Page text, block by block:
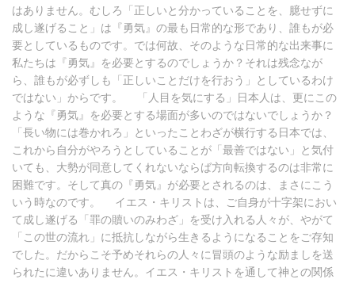
はありません。むしろ「正しいと分かっていることを、臆せずに
成し遂げること」は『勇気』の最も日常的な形であり、誰もが必
要としているものです。では何故、そのような日常的な出来事に
私たちは『勇気』を必要とするのでしょうか？それは残念なが
ら、誰もが必ずしも「正しいことだけを行おう」としているわけ
ではない」からです。 「人目を気にする」日本人は、更にこの
ような『勇気』を必要とする場面が多いのではないでしょうか？
「長い物には巻かれろ」といったことわざが横行する日本では、
これから自分がやろうとしていることが「最善ではない」と気付
いても、大勢が同意してくれないならば方向転換するのは非常に
困難です。そして真の『勇気』が必要とされるのは、まさにこう
いう時なのです。 イエス・キリストは、ご自身が十字架におい
て成し遂げる「罪の贖いのみわざ」を受け入れる人々が、やがて
「この世の流れ」に抵抗しながら生きるようになることをご存知
でした。だからこそ予めそれらの人々に冒頭のような励ましを送
られたに違いありません。イエス・キリストを通して神との関係